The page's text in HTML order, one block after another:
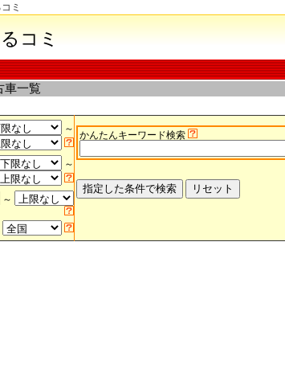
ミ
コミ
車一覧
～
～
～
かんたんキーワード検索